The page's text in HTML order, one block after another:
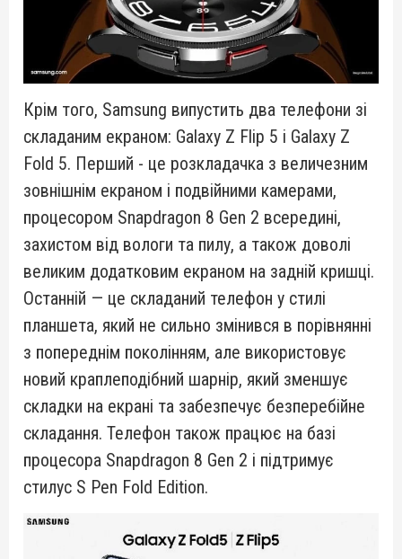
Крім того, Samsung випустить два телефони зі
складаним екраном: Galaxy Z Flip 5 і Galaxy Z
Fold 5. Перший - це розкладачка з величезним
зовнішнім екраном і подвійними камерами,
процесором Snapdragon 8 Gen 2 всередині,
захистом від вологи та пилу, а також доволі
великим додатковим екраном на задній кришці.
Останній — це складаний телефон у стилі
планшета, який не сильно змінився в порівнянні
з попереднім поколінням, але використовує
новий краплеподібний шарнір, який зменшує
складки на екрані та забезпечує безперебійне
складання. Телефон також працює на базі
процесора Snapdragon 8 Gen 2 і підтримує
стилус S Pen Fold Edition.